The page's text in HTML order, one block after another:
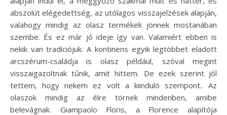
abszolút elégedettség, az utólagos visszajelzések alapján,
valahogy mindig az olasz termékek jönnek mostanában
szembe. És ez már jó ideje így van. Valamiért ebben is
nekik van tradíciójuk. A kontinens egyik legtöbbet eladott
arcszérum-családja is olasz például, szóval megint
visszaigazoltnak tűnik, amit hittem. De ezek szerint jól
tettem, hogy nekem ez volt a kiinduló szempont.. Az
olaszok mindig az élre törnek mindenben, amibe
belevágnak. Giampaolo Floris, a Florence alapítója